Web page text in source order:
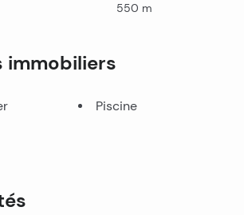
550 m
immobiliers
Piscine